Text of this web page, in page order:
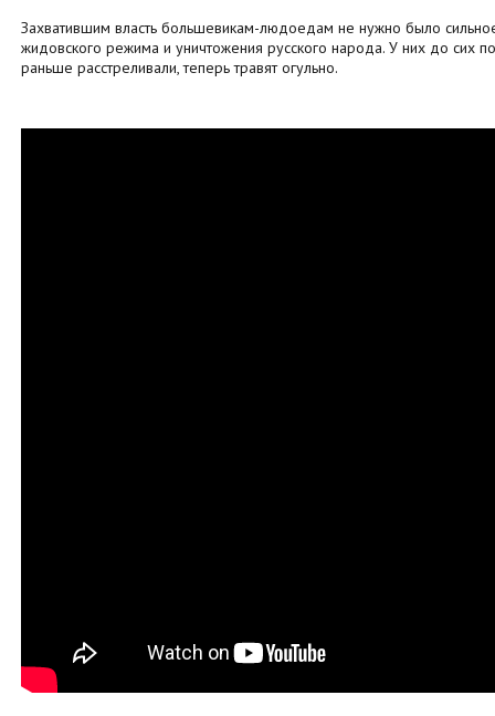
Захватившим власть большевикам-людоедам не нужно было
жидовского режима и уничтожения русского народа. У них до сих
раньше расстреливали, теперь травят огульно.